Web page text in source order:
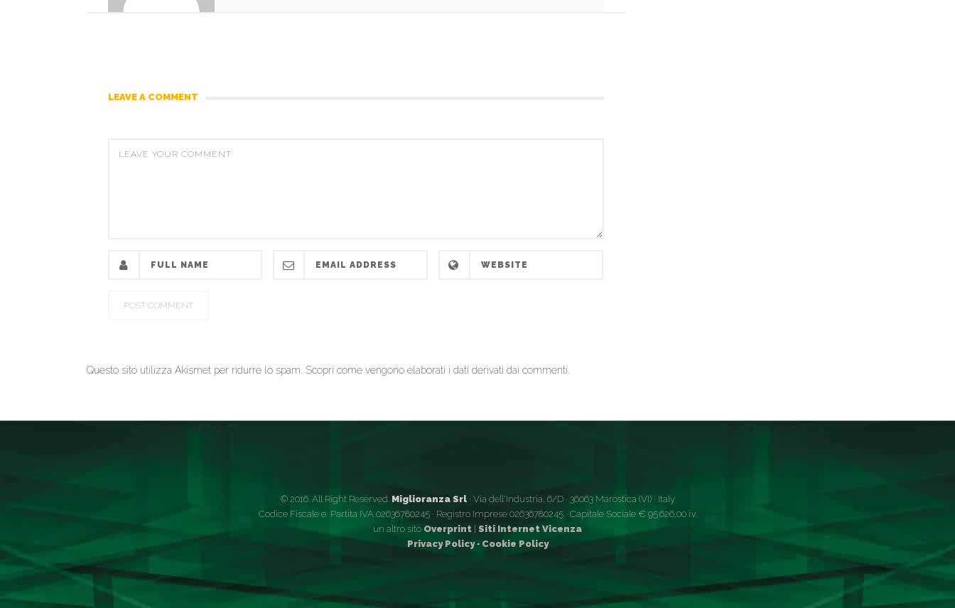
LEAVE A COMMENT
Questo sito utilizza Akismet per ridurre lo spam. Scopri come vengono elaborati i dati derivati dai commenti
© 2016. All Right Reserved. Miglioranza Srl· Via dell'Industria, 6/D · 36063 Marostica (VI) · Italy
Codice Fiscale e Partita IVA 02636780245 · Registro Imprese 02636780245 · Capitale Sociale € 95.626,00 i.v.
un altro sito Overprint Siti Internet Vicenza
Privacy Policy · Cookie Policy